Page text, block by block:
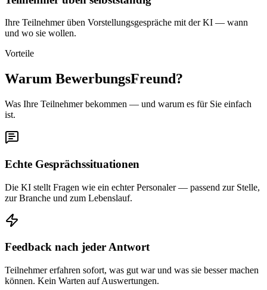
Ihre Teilnehmer üben Vorstellungsgespräche mit der KI — wann
und wo sie wollen.
Vorteile
Warum BewerbungsFreund?
Was Ihre Teilnehmer bekommen — und warum es für Sie einfach
ist.
Echte Gesprächssituationen
Die KI stellt Fragen wie ein echter Personaler — passend zur Stelle,
zur Branche und zum Lebenslauf.
Feedback nach jeder Antwort
Teilnehmer erfahren sofort, was gut war und was sie besser machen
können. Kein Warten auf Auswertungen.